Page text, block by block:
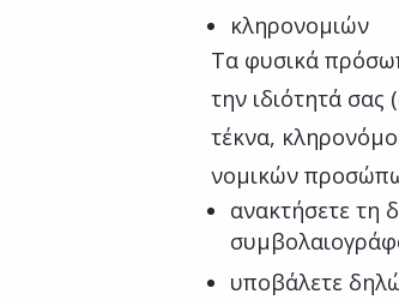
κληρονομιών
Τα φυσικά
την ιδιότητά
τέκνα,
νομικών
ανακτήσετε τη
υποβάλετε